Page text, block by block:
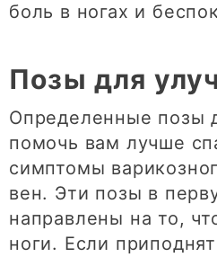
боль в ногах и
Позы для
Определенные позы
помочь вам лучше
симптомы
вен. Эти позы в
направлены на то,
ноги. Если